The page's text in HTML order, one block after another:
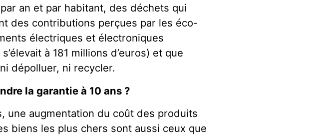
an et par habitant, des déchets qui
des contributions perçues par les éco-
électriques et électroniques
à 181 millions d’euros) et que
dépolluer, ni recycler.
la garantie à 10 ans ?
une augmentation du coût des produits
biens les plus chers sont aussi ceux que